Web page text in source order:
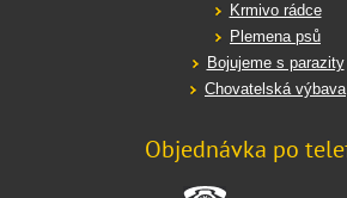
Krmivo rádce
Plemena psů
Bojujeme s parazity
Chovatelská výbava
Objednávka po